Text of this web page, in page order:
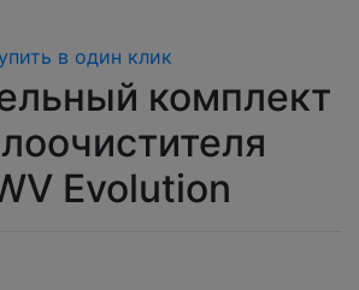
в один клик
комплект
Evolution